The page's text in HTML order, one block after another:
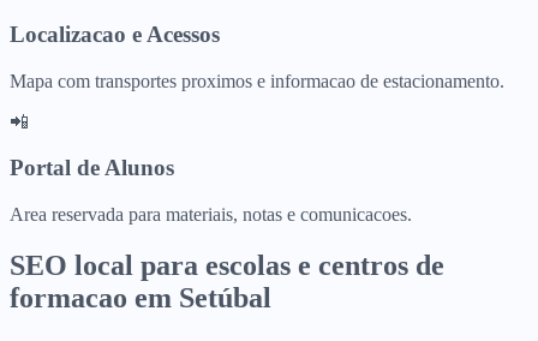
Localizacao e Acessos
Mapa com transportes proximos e informacao de estacionamento.
📲
Portal de Alunos
Area reservada para materiais, notas e comunicacoes.
SEO local para escolas e centros de
formacao em Setúbal